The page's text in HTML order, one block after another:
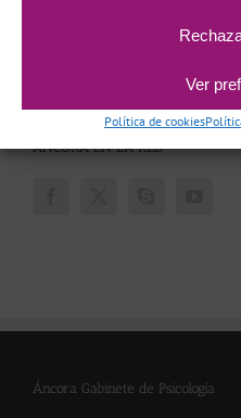
Ver
Política de cookies
Terapia Online e Inglés
ÁNCORA EN LA RED
Áncora Gabinete de Psicología